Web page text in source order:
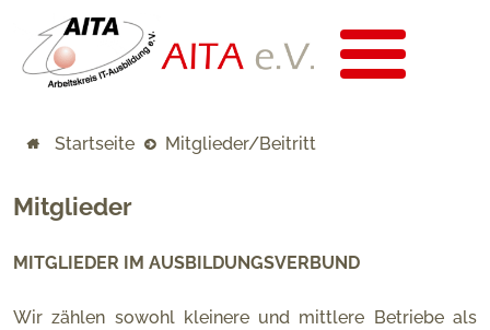
Startseite Mitglieder/Beitritt
Mitglieder
MITGLIEDER IM AUSBILDUNGSVERBUND
Wir zählen sowohl kleinere und mittlere Betriebe als